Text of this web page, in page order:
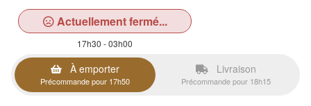
Actuellement fermé...
17h30 - 03h00
À emporter
Précommande pour 17h50
Livraison
Précommande pour 18h15